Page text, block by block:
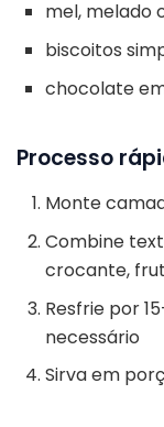
mel, melado
biscoitos
chocolate
Processo
Monte
Combine
crocante,
Resfrie por
necessário
Sirva em